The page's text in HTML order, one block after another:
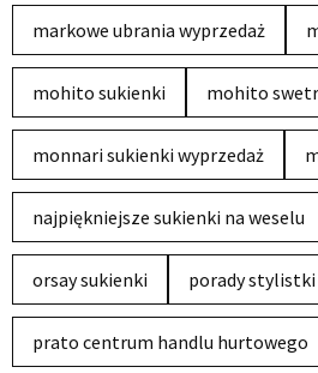
markowe ubrania wyprzedaż
mohito sukienki mohito
monnari sukienki wyprzedaż
najpiękniejsze sukienki na weselu
orsay sukienki porady stylistki
prato centrum handlu hurtowego